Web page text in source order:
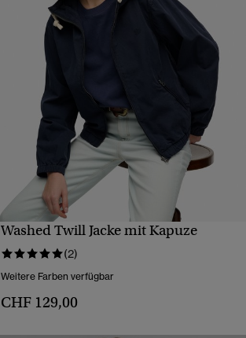
Washed Twill Jacke mit Kapuze
(2)
Weitere Farben verfügbar
CHF 129,00